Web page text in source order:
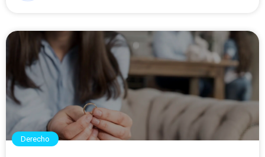
Derecho